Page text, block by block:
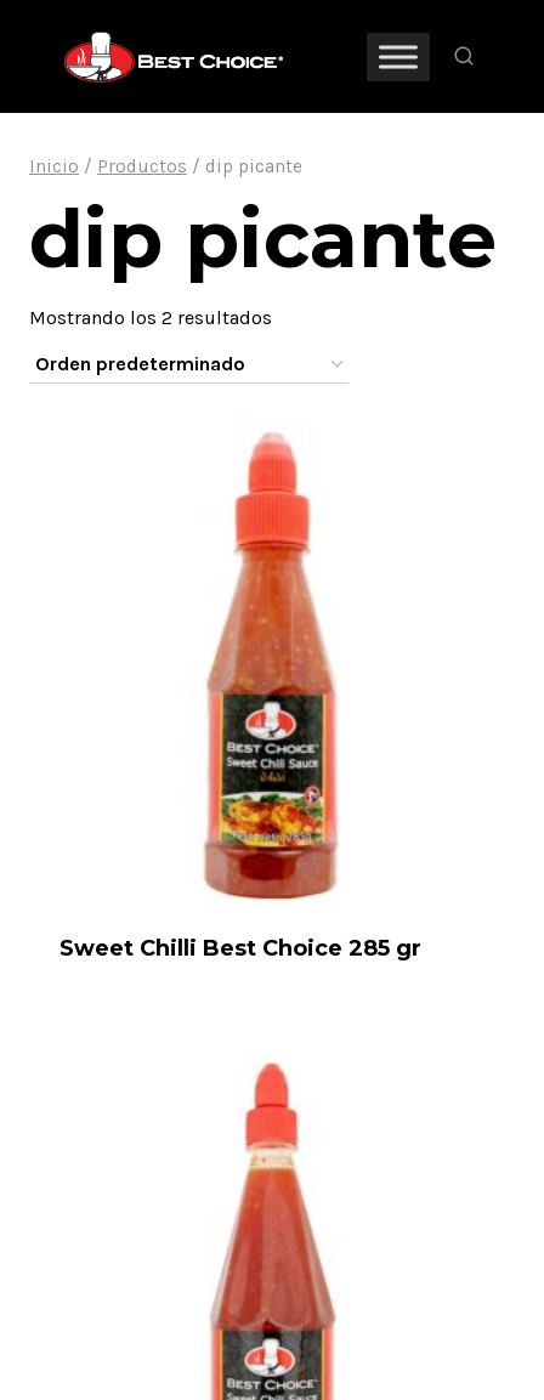
contenido
Inicio / Productos / dip picante
dip picante
Mostrando los 2 resultados
Sweet Chilli Best Choice 285 gr